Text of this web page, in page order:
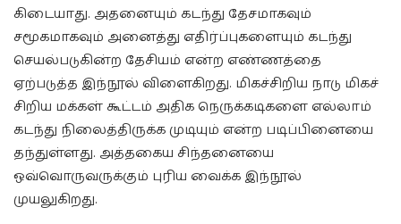
கிடையாது. அதனையும் கடந்து தேசமாகவும்
சமூகமாகவும் அனைத்து எதிர்ப்புகளையும் கடந்து
செயல்படுகின்ற தேசியம் என்ற எண்ணத்தை
ஏற்படுத்த இந்நூல் விளைகிறது. மிகச்சிறிய நாடு மிகச்
சிறிய மக்கள் கூட்டம் அதிக நெருக்கடிகளை எல்லாம்
கடந்து நிலைத்திருக்க முடியும் என்ற படிப்பினையை
தந்துள்ளது. அத்தகைய சிந்தனையை
ஒவ்வொருவருக்கும் புரிய வைக்க இந்நூல்
முயலுகிறது.